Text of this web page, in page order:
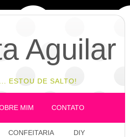
Aguilar
ESTOU DE SALTO!
MIM CONTATO
CONFEITARIA DIY